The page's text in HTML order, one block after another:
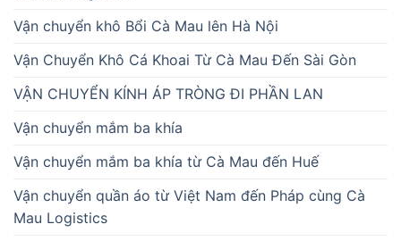
Vận chuyển khô Bổi Cà Mau lên Hà Nội
Vận Chuyển Khô Cá Khoai Từ Cà Mau Đến Sài Gòn
VẬN CHUYỂN KÍNH ÁP TRÒNG ĐI PHẦN LAN
Vận chuyển mắm ba khía
Vận chuyển mắm ba khía từ Cà Mau đến Huế
Vận chuyển quần áo từ Việt Nam đến Pháp cùng Cà
Mau Logistics